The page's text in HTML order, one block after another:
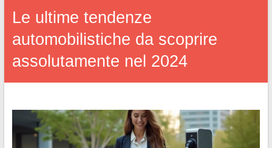
Le ultime tendenze
automobilistiche da scoprire
assolutamente nel 2024